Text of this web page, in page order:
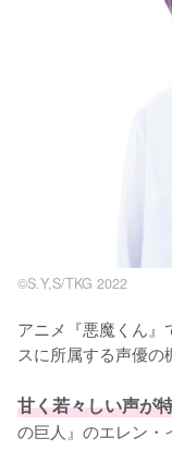
©S.Y,S/TKG 2022
アニメ『悪魔くん』
スに所属する声優の
甘く若々しい声が
の巨人』のエレン・